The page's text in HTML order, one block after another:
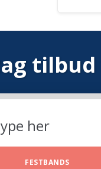
tilbud
her
FESTBANDS